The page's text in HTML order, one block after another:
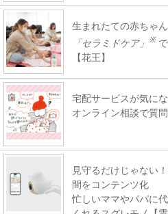
生まれたての赤ちゃ
「セラミドケア」
※
【花王】
宅配サービスが気に
オンライン相談で質
見守るだけじゃない
間をコンテンツ化
忙しいママやパパに